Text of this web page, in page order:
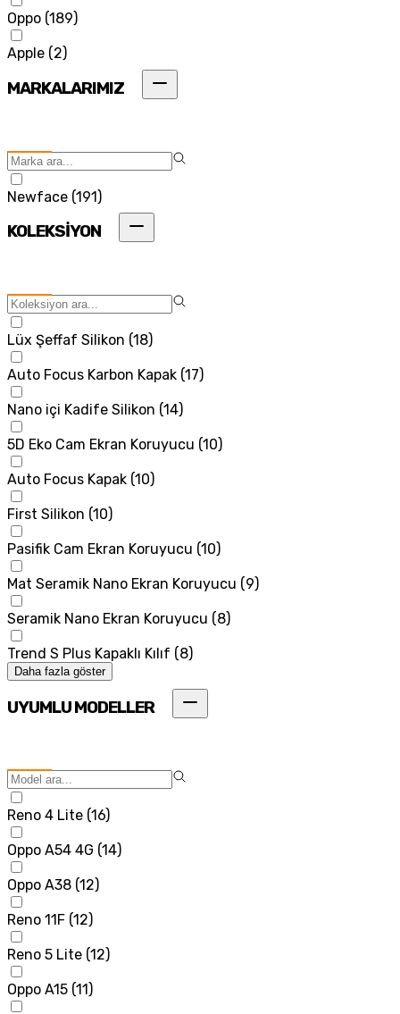
Oppo (189)
Apple (2)
MARKALARIMIZ
Newface (191)
KOLEKSİYON
Lüx Şeffaf Silikon (18)
Auto Focus Karbon Kapak (17)
Nano içi Kadife Silikon (14)
5D Eko Cam Ekran Koruyucu (10)
Auto Focus Kapak (10)
First Silikon (10)
Pasifik Cam Ekran Koruyucu (10)
Mat Seramik Nano Ekran Koruyucu (9)
Seramik Nano Ekran Koruyucu (8)
Trend S Plus Kapaklı Kılıf (8)
Daha fazla göster
UYUMLU MODELLER
Reno 4 Lite (16)
Oppo A54 4G (14)
Oppo A38 (12)
Reno 11F (12)
Reno 5 Lite (12)
Oppo A15 (11 )